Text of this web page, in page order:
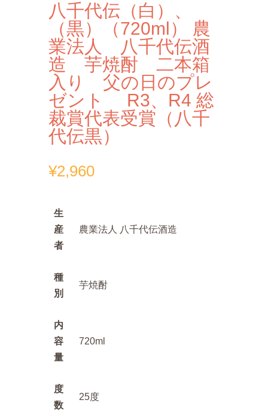
八千代伝（白）、
（黒）（720ml） 農
業法人 八千代伝酒
造 芋焼酎 二本箱
入り 父の日のプレ
ゼント R3、R4 総
裁賞代表受賞（八千
代伝黒）
¥2,960
生
産
者
農業法人 八千代伝酒造
種
別
芋焼酎
内
容
量
720ml
度
数
25度